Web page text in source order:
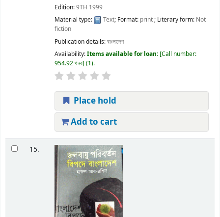
Edition:9TH 1999
Material type:
Text; Format: print; Literary form: Not
fiction
Publication details:বাংলাদেশ
Availability:Items available for loan: Call number:
954.92 খনব (1).
Place hold
Add to cart
15.